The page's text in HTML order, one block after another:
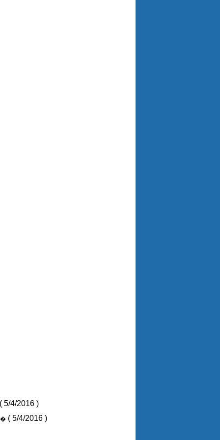
5/4/2016 )
� ( 5/4/2016 )